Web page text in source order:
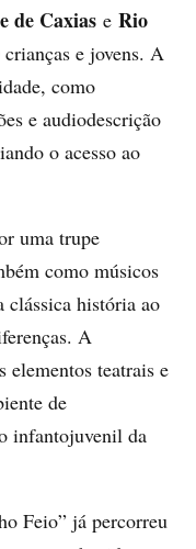
de Caxias e Rio
e jovens. A
como
e audiodescrição
o acesso ao
uma trupe
como músicos
clássica história ao
A
elementos teatrais e
de
infantojuvenil da
Feio” já percorreu